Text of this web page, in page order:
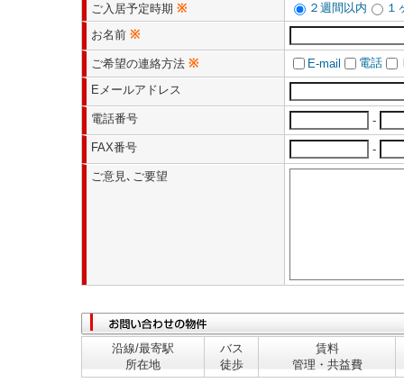
ご入居予定時期 ※ ２週間以内
１
お名前 ※
ご希望の連絡方法 ※ E-mail 電話
Eメールアドレス
電話番号
-
FAX番号
-
ご意見､ご要望
沿線/最寄駅
所在地
バス
徒歩
賃料
管理・共益費